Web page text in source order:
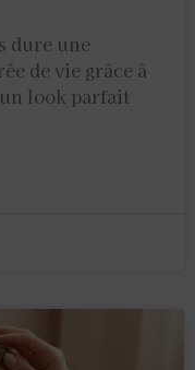
dure une
de vie grâce à
look parfait